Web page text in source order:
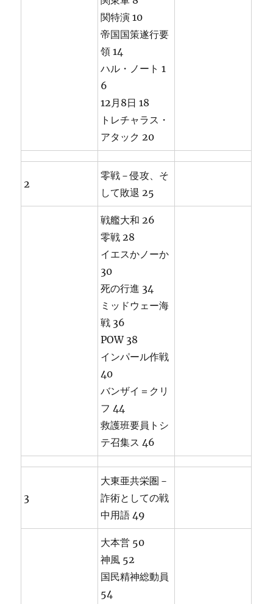
関特演 10
帝国国策遂行要
領 14
ハル・ノート 1
6
12月8日 18
トレチャラス・
アタック 20
2
零戦－侵攻、そ
して敗退 25
戦艦大和 26
零戦 28
イエスかノーか
30
死の行進 34
ミッドウェー海
戦 36
POW 38
インパール作戦
40
バンザイ＝クリ
フ 44
救護班要員トシ
テ召集ス 46
3
大東亜共栄圏－
詐術としての戦
中用語 49
大本営 50
神風 52
国民精神総動員
54